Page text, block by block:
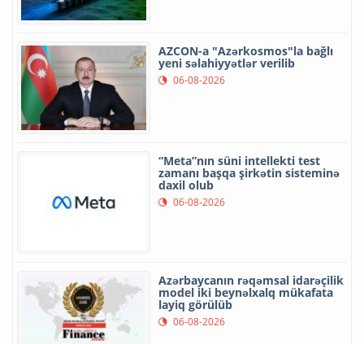
AZCON-a "Azərkosmos"la bağlı
yeni səlahiyyətlər verilib
06-08-2026
“Meta”nın süni intellekti test
zamanı başqa şirkətin sisteminə
daxil olub
06-08-2026
Azərbaycanın rəqəmsal idarəçilik
model iki beynəlxalq mükafata
layiq görülüb
06-08-2026